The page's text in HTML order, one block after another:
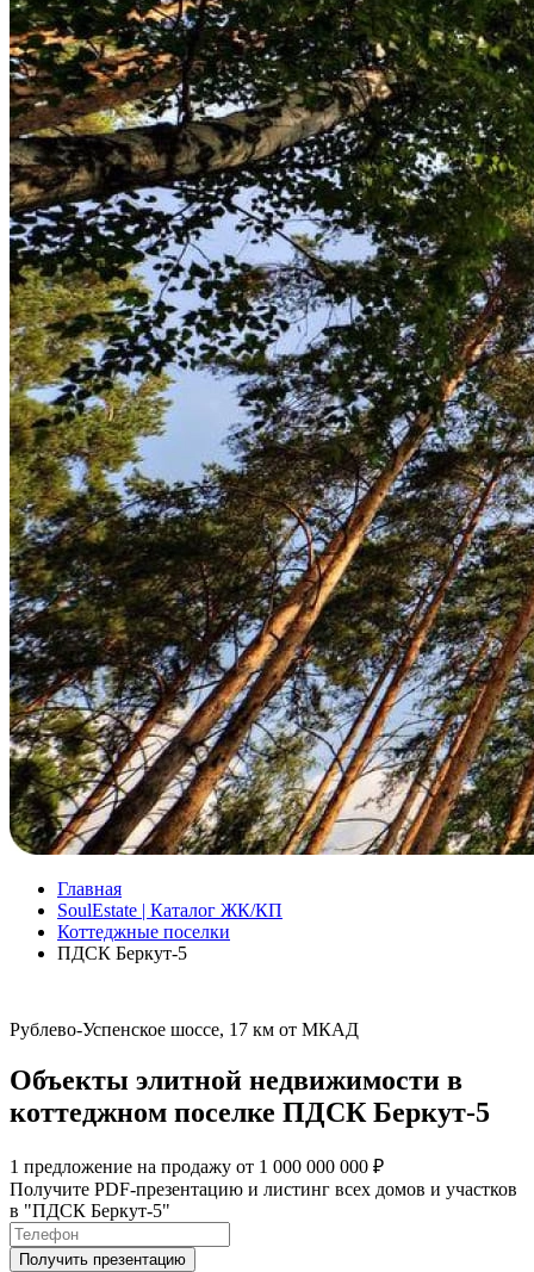
Главная
SoulEstate | Каталог ЖК/КП
Коттеджные поселки
ПДСК Беркут-5
Рублево-Успенское шоссе, 17 км от МКАД
Объекты элитной недвижимости в
коттеджном поселке ПДСК Беркут-5
1 предложение на продажу от 1 000 000 000 ₽
Получите PDF-презентацию и листинг всех домов и участков
в "ПДСК Беркут-5"